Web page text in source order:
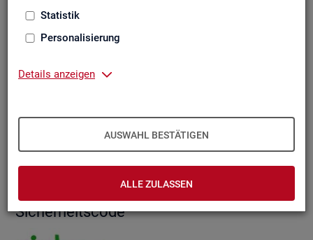
Statistik
Personalisierung
Details anzeigen
AUSWAHL BESTÄTIGEN
ALLE ZULASSEN
Si­cher­heits­code